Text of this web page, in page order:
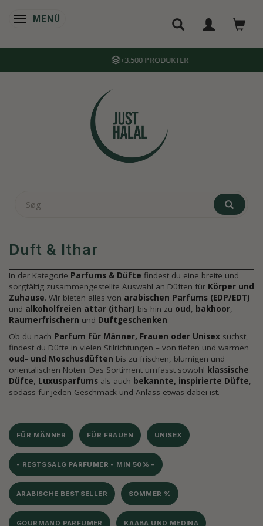
ANZEIGE ÄNDERN
MENÜ
+3.500 PRODUKTER
Duft & Ithar
In der Kategorie Parfums & Düfte findest du eine breite und
sorgfältig zusammengestellte Auswahl an Düften für Körper und
Zuhause. Wir bieten alles von arabischen Parfums (EDP/EDT)
und alkoholfreien attar (ithar) bis hin zu oud, bakhoor,
Raumerfrischern und Duftgeschenken.
Ob du nach Parfum für Männer, Frauen oder Unisex suchst,
findest du Düfte in vielen Stilrichtungen – von tiefen und warmen
oud- und Moschusdüften bis zu frischen, blumigen und
orientalischen Noten. Das Sortiment umfasst sowohl klassische
Düfte, Luxusparfums als auch bekannte, inspirierte Düfte,
sodass für jeden Geschmack und Anlass etwas dabei ist.
FÜR MÄNNER FÜR FRAUEN UNISEX
- RESTSSALG PARFUMER - MIN 50% -
ARABISCHE BESTSELLER SOMMER %
GOURMAND PARFUMER KAABA UND MEDINA